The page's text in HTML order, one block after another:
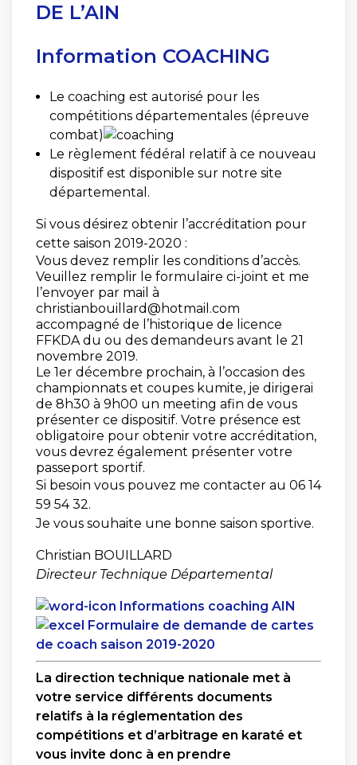
DE L’AIN
Information COACHING
Le coaching est autorisé pour les
compétitions départementales (épreuve
combat)
Le règlement fédéral relatif à ce nouveau
dispositif est disponible sur notre site
départemental.
Si vous désirez obtenir l’accréditation pour
cette saison 2019-2020 :
Vous devez remplir les conditions d’accès.
Veuillez remplir le formulaire ci-joint et me
l’envoyer par mail à
christianbouillard@hotmail.com
accompagné de l’historique de licence
FFKDA du ou des demandeurs avant le 21
novembre 2019.
Le 1er décembre prochain, à l’occasion des
championnats et coupes kumite, je dirigerai
de 8h30 à 9h00 un meeting afin de vous
présenter ce dispositif. Votre présence est
obligatoire pour obtenir votre accréditation,
vous devrez également présenter votre
passeport sportif.
Si besoin vous pouvez me contacter au 06 14
59 54 32.
Je vous souhaite une bonne saison sportive.
Christian BOUILLARD
Directeur Technique Départemental
Informations coaching AIN
Formulaire de demande de cartes
de coach saison 2019-2020
La direction technique nationale met à
votre service différents documents
relatifs à la réglementation des
compétitions et d’arbitrage en karaté et
vous invite donc à en prendre